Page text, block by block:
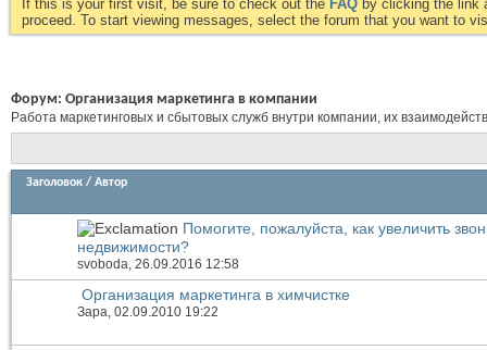
If this is your first visit, be sure to check out the FAQ by clicking the link
proceed. To start viewing messages, select the forum that you want to
Форум: Организация маркетинга в компании
Работа маркетинговых и сбытовых служб внутри компании, их
Заголовок / Автор
Помогите, пожалуйста, как увеличить
недвижимости?
svoboda, 26.09.2016 12:58
Организация маркетинга в химчистке
Зара, 02.09.2010 19:22